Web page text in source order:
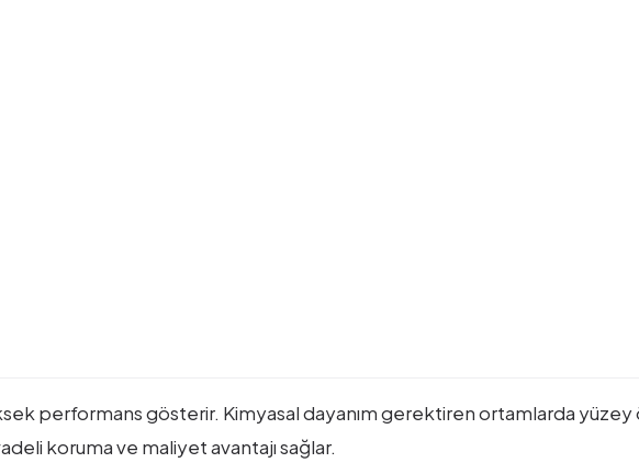
performans gösterir. Kimyasal dayanım gerektiren ortamlarda yüzey
koruma ve maliyet avantajı sağlar.